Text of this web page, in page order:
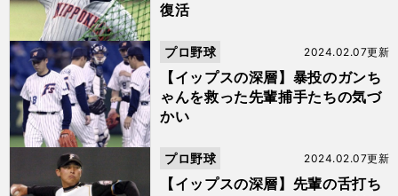
復活
【イップスの深層】暴投のガンち
ゃんを救った先輩捕手たちの気づ
かい
2024.02.07更新
プロ野球
【イップスの深層】先輩の舌打ち
2024.02.07更新
プロ野球